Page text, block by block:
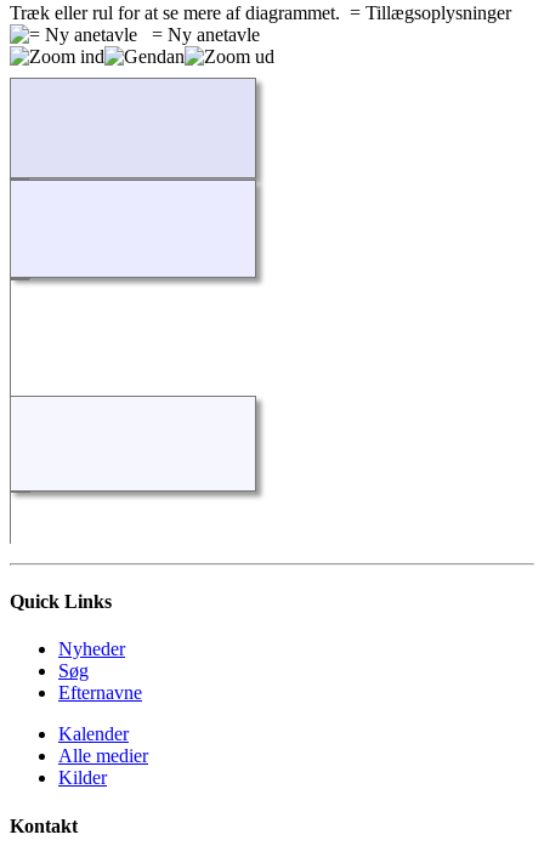
Træk eller rul for at se mere af diagrammet. = Tillægsoplysninger
= Ny anetavle
Quick Links
Nyheder
Søg
Efternavne
Kalender
Alle medier
Kilder
Kontakt